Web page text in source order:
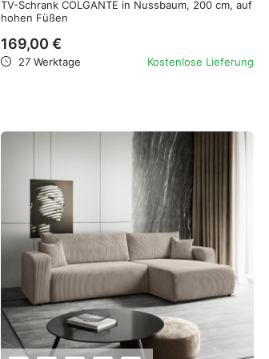
TV-Schrank COLGANTE in Nussbaum, 200 cm, auf
hohen Füßen
169,00 €
27 Werktage Kostenlose Lieferung